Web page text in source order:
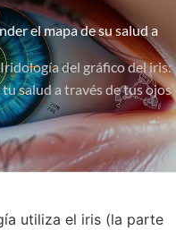
el mapa de su salud a
Iridología del gráfico del iris:
salud a través de tus ojos
utiliza el iris (la parte